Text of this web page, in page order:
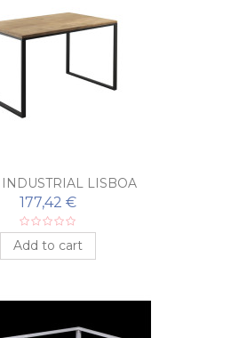
INDUSTRIAL LISBOA
177,42 €
Add to cart